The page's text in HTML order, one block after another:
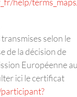
selon le
de la décision de
Européenne
ici le certificat